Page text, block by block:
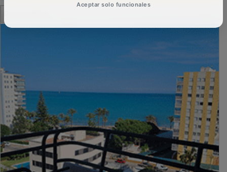
Aceptar solo funcionales